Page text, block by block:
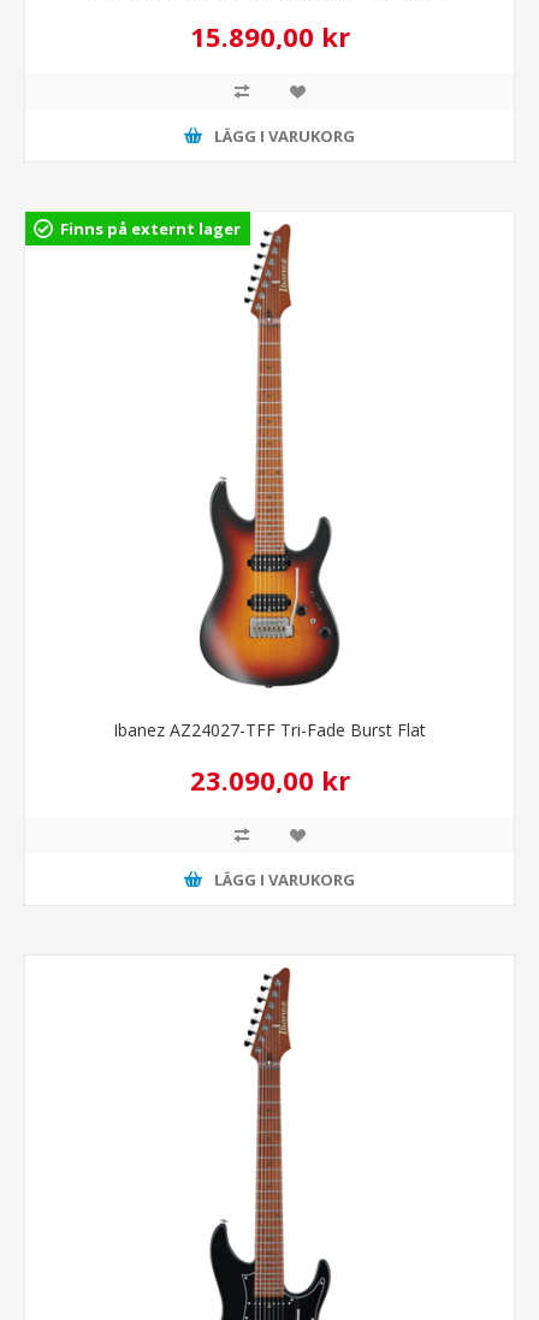
15.890,00 kr
LÄGG I VARUKORG
Finns på externt lager
Ibanez AZ24027-TFF Tri-Fade Burst Flat
23.090,00 kr
LÄGG I VARUKORG